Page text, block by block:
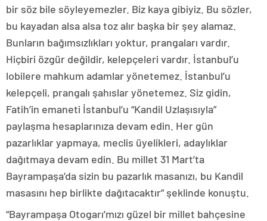
bir söz bile söyleyemezler. Biz kaya gibiyiz. Bu sözler,
bu kayadan alsa alsa toz alır başka bir şey alamaz.
Bunların bağımsızlıkları yoktur, prangaları vardır.
Hiçbiri özgür değildir, kelepçeleri vardır. İstanbul’u
lobilere mahkum adamlar yönetemez. İstanbul’u
kelepçeli, prangalı şahıslar yönetemez. Siz gidin,
Fatih’in emaneti İstanbul’u “Kandil Uzlaşısıyla”
paylaşma hesaplarınıza devam edin. Her gün
pazarlıklar yapmaya, meclis üyelikleri, adaylıklar
dağıtmaya devam edin. Bu millet 31 Mart’ta
Bayrampaşa’da sizin bu pazarlık masanızı, bu Kandil
masasını hep birlikte dağıtacaktır” şeklinde konuştu.
“Bayrampaşa Otogarı’mızı güzel bir millet bahçesine